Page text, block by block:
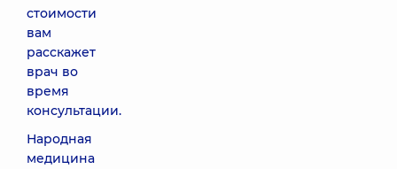
стоимости
вам
расскажет
врач во
время
консультации.
Народная
медицина